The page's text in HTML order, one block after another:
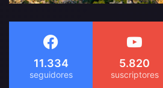
11.334 5.820